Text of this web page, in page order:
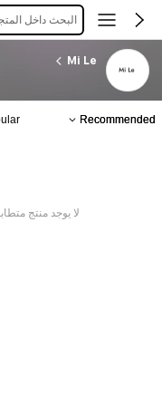
البحث داخل
Mi Le
Recommended
لا يوجد منتج